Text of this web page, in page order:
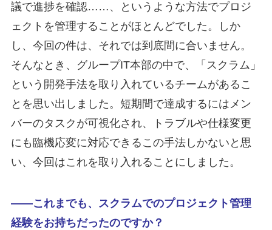
議で進捗を確認……、というような方法でプロジ
ェクトを管理することがほとんどでした。しか
し、今回の件は、それでは到底間に合いません。
そんなとき、グループIT本部の中で、「スクラム」
という開発手法を取り入れているチームがあるこ
とを思い出しました。短期間で達成するにはメン
バーのタスクが可視化され、トラブルや仕様変更
にも臨機応変に対応できるこの手法しかないと思
い、今回はこれを取り入れることにしました。
――これまでも、スクラムでのプロジェクト管理
経験をお持ちだったのですか？